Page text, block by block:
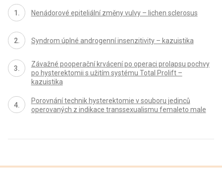
Nenádorové epiteliální změny vulvy – lichen sclerosus
Syndrom úplné androgenní insenzitivity – kazuistika
Závažné pooperační krvácení po operaci prolapsu pochvy
po hysterektomii s užitím systému Total Prolift –
kazuistika
Porovnání technik hysterektomie v souboru jedinců
operovaných z indikace transsexualismu femaleto male